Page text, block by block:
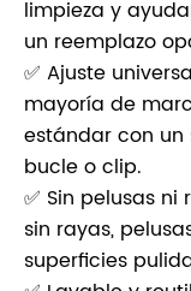
limpieza y
un reemplazo
✅ Ajuste
mayoría de
estándar con
bucle o clip.
✅ Sin pelusas
sin rayas,
superficies